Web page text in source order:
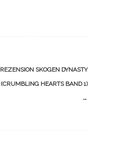
REZENSION SKOGEN DYNASTY
(CRUMBLING HEARTS BAND 1)
→